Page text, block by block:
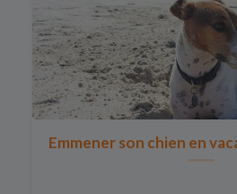
Emmener son chien en